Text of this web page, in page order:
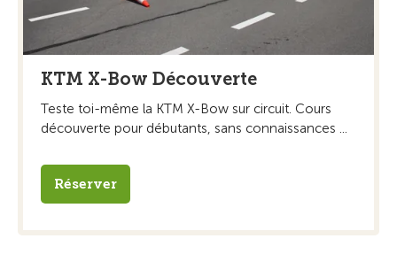
KTM X-Bow Découverte
Teste toi-même la KTM X-Bow sur circuit. Cours
découverte pour débutants, sans connaissances ...
Réserver